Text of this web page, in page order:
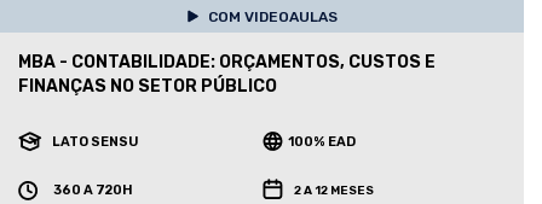
COM VIDEOAULAS
MBA - CONTABILIDADE: ORÇAMENTOS, CUSTOS E
FINANÇAS NO SETOR PÚBLICO
LATO SENSU 100% EAD
360 A 720H 2 A 12 MESES